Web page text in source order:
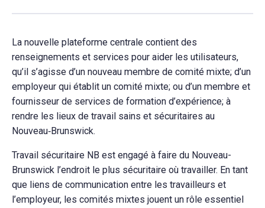
La nouvelle plateforme centrale contient des
renseignements et services pour aider les utilisateurs,
qu’il s’agisse d’un nouveau membre de comité mixte; d’un
employeur qui établit un comité mixte; ou d’un membre et
fournisseur de services de formation d’expérience; à
rendre les lieux de travail sains et sécuritaires au
Nouveau‑Brunswick.
Travail sécuritaire NB est engagé à faire du Nouveau-
Brunswick l’endroit le plus sécuritaire où travailler. En tant
que liens de communication entre les travailleurs et
l’employeur, les comités mixtes jouent un rôle essentiel